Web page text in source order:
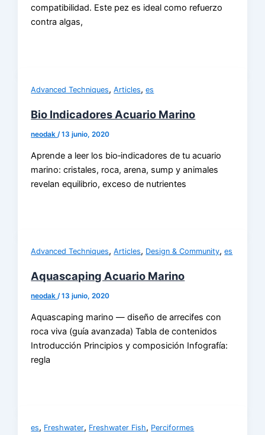
compatibilidad. Este pez es ideal como refuerzo
contra algas,
Advanced Techniques,Articles,es
Bio Indicadores Acuario Marino
neodak/13 junio, 2020
Aprende a leer los bio‑indicadores de tu acuario
marino: cristales, roca, arena, sump y animales
revelan equilibrio, exceso de nutrientes
Advanced Techniques,Articles, Design & Community,es
Aquascaping Acuario Marino
neodak/13 junio, 2020
Aquascaping marino — diseño de arrecifes con
roca viva (guía avanzada) Tabla de contenidos
Introducción Principios y composición Infografía:
regla
es, Freshwater, Freshwater Fish, Perciformes